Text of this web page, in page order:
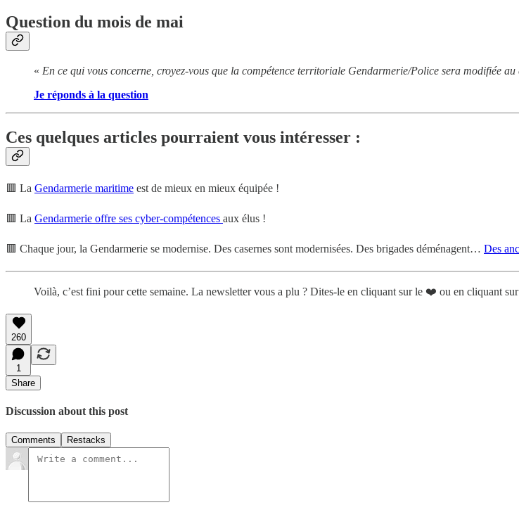
Question du mois de mai
« En ce qui vous concerne, croyez-vous que la compétence territoriale Gendarmerie/Police sera modifiée
Je réponds à la question
Ces quelques articles pourraient vous intéresser :
🟥 La Gendarmerie maritime est de mieux en mieux équipée !
🟥 La Gendarmerie offre ses cyber-compétences aux élus !
🟥 Chaque jour, la Gendarmerie se modernise. Des casernes sont modernisées. Des brigades déménagent… Des
Voilà, c’est fini pour cette semaine. La newsletter vous a plu ? Dites-le en cliquant sur le ❤️ ou en cliquant
260
1
Share
Discussion about this post
Comments Restacks